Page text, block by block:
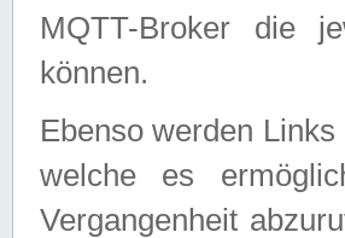
MQTT-Broker die
können.
Ebenso werden
welche es
Vergangenheit